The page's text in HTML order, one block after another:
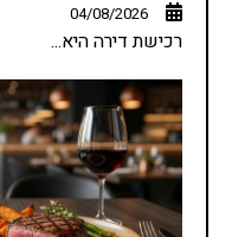
04/08/2026
רכישת דירה היא...